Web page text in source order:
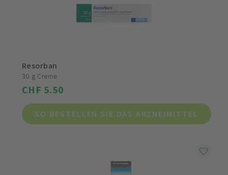
Resorban
30 g Creme
CHF 5.50
SO BESTELLEN SIE DAS ARZNEIMITTEL